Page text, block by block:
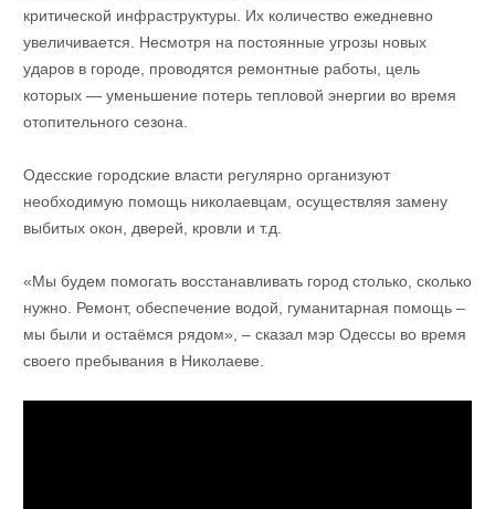
критической инфраструктуры. Их количество ежедневно
увеличивается. Несмотря на постоянные угрозы новых
ударов в городе, проводятся ремонтные работы, цель
которых — уменьшение потерь тепловой энергии во время
отопительного сезона.
Одесские городские власти регулярно организуют
необходимую помощь николаевцам, осуществляя замену
выбитых окон, дверей, кровли и т.д.
«Мы будем помогать восстанавливать город столько, сколько
нужно. Ремонт, обеспечение водой, гуманитарная помощь –
мы были и остаёмся рядом», – сказал мэр Одессы во время
своего пребывания в Николаеве.